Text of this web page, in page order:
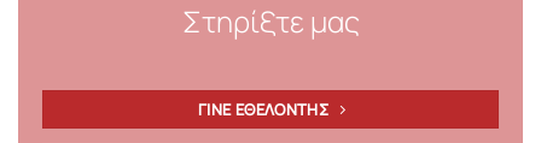
Στηρίξτε μας
ΓΙΝΕ ΕΘΕΛΟΝΤΗΣ